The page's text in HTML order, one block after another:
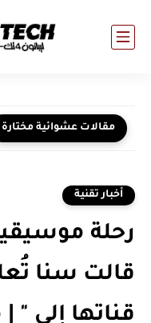
مقالات عشوائية مختارة
أخبار تقنية
رحلة
قالت سنا
قناتها إلى "